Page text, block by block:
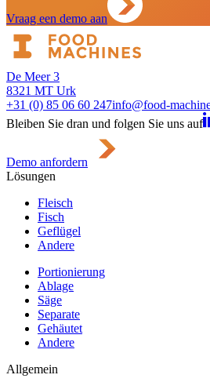
Vraag een demo aan
De Meer 3
8321 MT Urk
+31 (0) 85 06 60 247info@food-
Bleiben Sie dran und folgen Sie uns auf
Demo anfordern
Lösungen
Fleisch
Fisch
Geflügel
Andere
Portionierung
Ablage
Säge
Separate
Gehäutet
Andere
Allgemein